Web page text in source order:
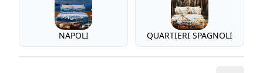
NAPOLI QUARTIERI SPAGNOLI